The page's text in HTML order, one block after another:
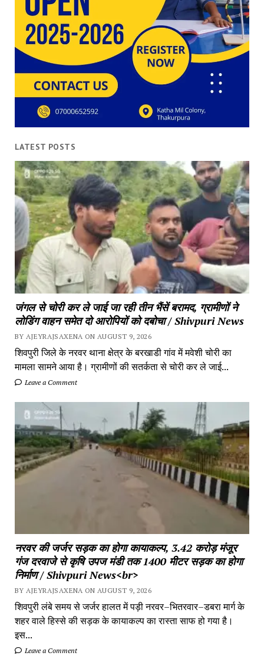
LATEST POSTS
जंगल से चोरी कर ले जाई जा रही तीन भैंसें बरामद, ग्रामीणों ने
लोडिंग वाहन समेत दो आरोपियों को दबोचा / Shivpuri News
BY AJEYRAJSAXENA ON AUGUST 9, 2026
शिवपुरी जिले के नरवर थाना क्षेत्र के बरखाडी गांव में मवेशी चोरी का
मामला सामने आया है। ग्रामीणों की सतर्कता से चोरी कर ले जाई...
Leave a Comment
नरवर की जर्जर सड़क का होगा कायाकल्प, 3.42 करोड़ मंजूर
गंज दरवाजे से कृषि उपज मंडी तक 1400 मीटर सड़क का होगा
निर्माण / Shivpuri News<br>
BY AJEYRAJSAXENA ON AUGUST 9, 2026
शिवपुरी लंबे समय से जर्जर हालत में पड़ी नरवर–भितरवार–डबरा मार्ग के
शहर वाले हिस्से की सड़क के कायाकल्प का रास्ता साफ हो गया है।
इस...
Leave a Comment